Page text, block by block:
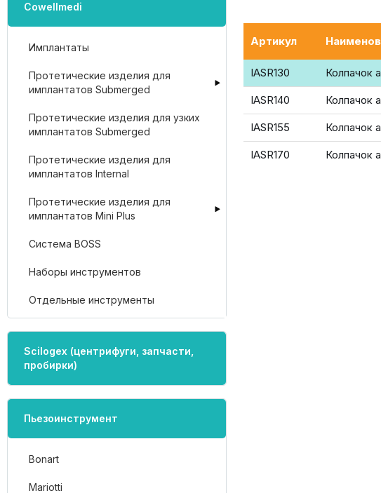
Cowellmedi
Имплантаты
Протетические изделия для
имплантатов Submerged
Протетические изделия для узких
имплантатов Submerged
Протетические изделия для
имплантатов Internal
Протетические изделия для
имплантатов Mini Plus
Система BOSS
Наборы инструментов
Отдельные инструменты
Scilogex (центрифуги, запчасти,
пробирки)
Пьезоинструмент
Bonart
Mariotti
Артикул
IASR130 Колпачок
IASR140 Колпачок
IASR155 Колпачок
IASR170 Колпачок